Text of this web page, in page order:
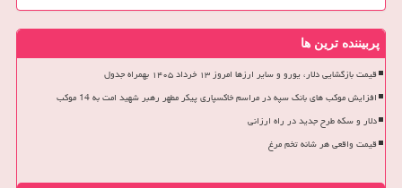
پربیننده ترین ها
قیمت بازگشایی دلار، یورو و سایر ارزها امروز ۱۳ خرداد ۱۴۰۵ بهمراه جدول
افزایش موکب های بانک سپه در مراسم خاکسپاری پیکر مطهر رهبر شهید امت به 14 موکب
دلار و سکه طرح جدید در راه ارزانی
قیمت واقعی هر شانه تخم مرغ